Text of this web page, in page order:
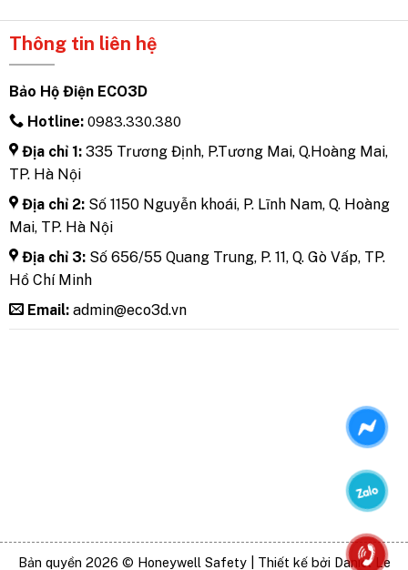
Thông tin liên hệ
Bảo Hộ Điện ECO3D
Hotline: 0983.330.380
Địa chỉ 1: 335 Trương Định, P.Tương Mai, Q.Hoàng Mai,
TP. Hà Nội
Địa chỉ 2: Số 1150 Nguyễn khoái, P. Lĩnh Nam, Q. Hoàng
Mai, TP. Hà Nội
Địa chỉ 3: Số 656/55 Quang Trung, P. 11, Q. Gò Vấp, TP.
Hồ Chí Minh
Email: admin@eco3d.vn
Bản quyền 2026 © Honeywell Safety | Thiết kế bởi Daniel Le